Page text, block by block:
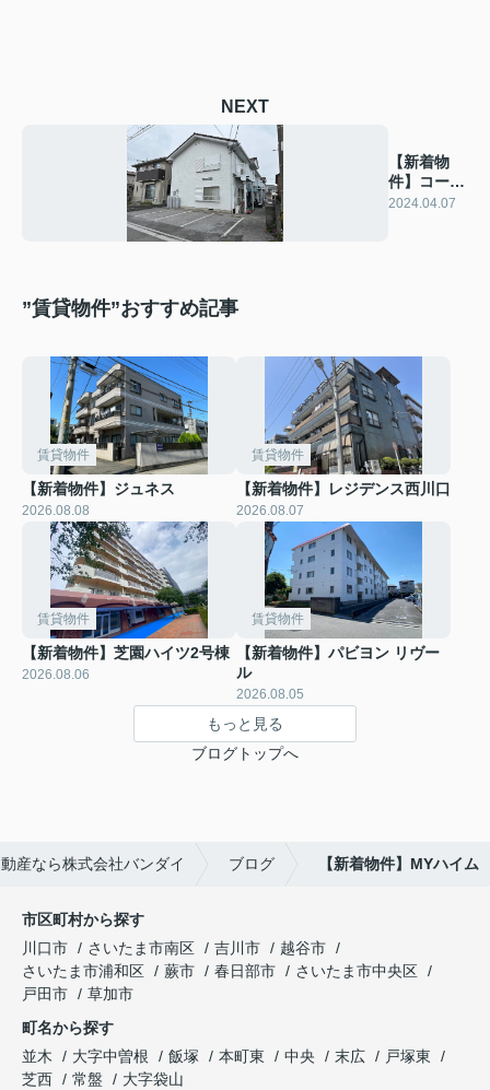
NEXT
【新着物
件】コーポ
ラスホワイ
2024.04.07
”賃貸物件”おすすめ記事
賃貸物件
【新着物件】ジュネス
2026.08.08
賃貸物件
【新着物件】レジデンス西川口
2026.08.07
賃貸物件
【新着物件】芝園ハイツ2号棟
2026.08.06
賃貸物件
【新着物件】パビヨン リヴー
ル
2026.08.05
もっと見る
ブログトップへ
産なら株式会社バンダイ ブログ 【新着物件】MYハイム
市区町村から探す
川口市
さいたま市南区 吉川市
越谷市
さいたま市浦和区
蕨市 春日部市
さいたま市中央区
戸田市
草加市
町名から探す
並木
大字中曽根 飯塚 本町東 中央 末広
戸塚東
芝西
常盤
大字袋山